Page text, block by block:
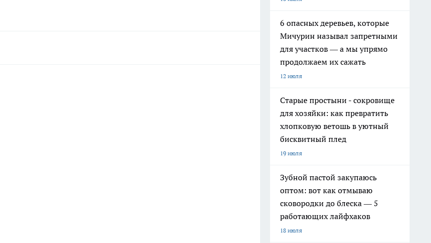
6 опасных деревьев, которые
Мичурин называл запретными
для участков — а мы упрямо
продолжаем их сажать
12 июля
Старые простыни - сокровище
для хозяйки: как превратить
хлопковую ветошь в уютный
бисквитный плед
19 июля
Зубной пастой закупаюсь
оптом: вот как отмываю
сковородки до блеска — 5
работающих лайфхаков
18 июля